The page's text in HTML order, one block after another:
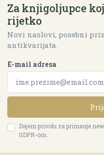
Za knjigoljupce
rijetko
Novi naslovi, posebni
antikvarijata.
E-mail adresa
Dajem privolu za primanje
GDPR-om.